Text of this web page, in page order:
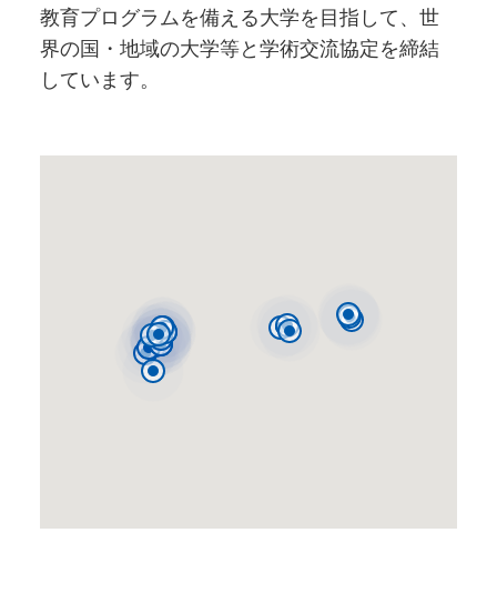
教育プログラムを備える大学を目指して、世
界の国・地域の大学等と学術交流協定を締結
しています。